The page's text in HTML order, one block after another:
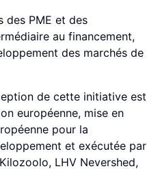
des PME et des
au financement,
des marchés de
de cette initiative est
européenne, mise en
pour la
et exécutée par
LHV Nevershed,